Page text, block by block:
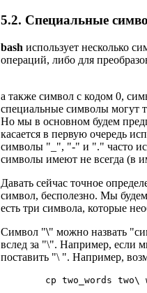
5.2. Специальные
bash использует несколько
операций, либо для
а также символ с кодом 0,
специальные символы могут
Но мы в основном будем
касается в первую очередь
символы "_", "-" и "." часто
символы имеют не всегда (в
Давать сейчас точное
символ, бесполезно. Мы
есть три символа, которые
Символ "\" можно назвать
вслед за "\". Например, если
поставить "\ ". Например,